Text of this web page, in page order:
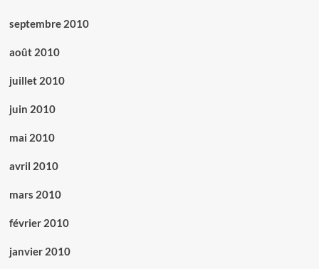
septembre 2010
août 2010
juillet 2010
juin 2010
mai 2010
avril 2010
mars 2010
février 2010
janvier 2010